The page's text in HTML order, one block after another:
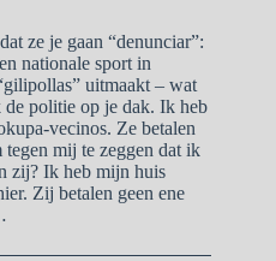
ze je gaan “denunciar”:
nationale sport in
uitmaakt – wat
politie op je dak. Ik heb
vecinos. Ze betalen
tegen mij te zeggen dat ik
zij? Ik heb mijn huis
Zij betalen geen ene